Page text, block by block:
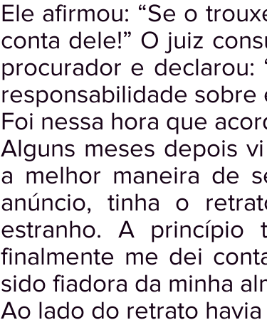
Ele afirmou: “Se o
conta dele!” O juiz
procurador e declarou:
responsabilidade sobre
Foi nessa hora que
Alguns meses depois
a melhor maneira de
anúncio, tinha o
estranho. A princípio
finalmente me dei
sido fiadora da minha
Ao lado do retrato